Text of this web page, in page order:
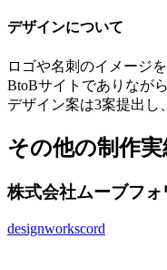
デザインについて
ロゴや名刺のイメージ
BtoBサイトでありなが
デザイン案は3案提出し
その他の制作実
株式会社ムーブフォ
designworkscord